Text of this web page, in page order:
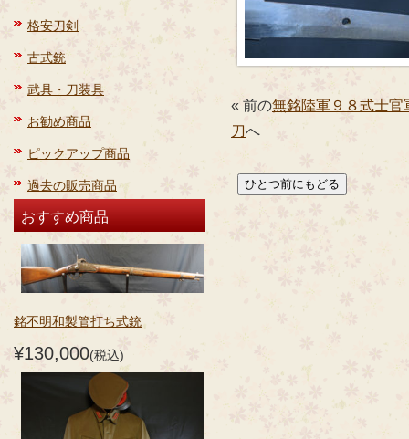
格安刀剣
古式銃
武具・刀装具
お勧め商品
ピックアップ商品
過去の販売商品
おすすめ商品
銘不明和製管打ち式銃
¥130,000(税込)
« 前の無銘陸軍９８式士官
刀へ